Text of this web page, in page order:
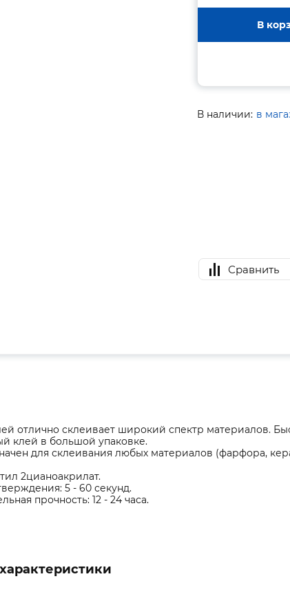
В
В наличии: в
Сравнить
отлично склеивает широкий спектр материалов.
клей в большой упаковке.
для склеивания любых материалов (фарфора,
2цианоакрилат.
5 - 60 секунд.
прочность: 12 - 24 часа.